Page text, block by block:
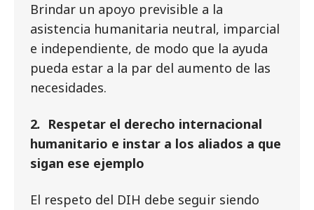
Brindar un apoyo previsible a la
asistencia humanitaria neutral, imparcial
e independiente, de modo que la ayuda
pueda estar a la par del aumento de las
necesidades.
2. Respetar el derecho internacional
humanitario e instar a los aliados a que
sigan ese ejemplo
El respeto del DIH debe seguir siendo